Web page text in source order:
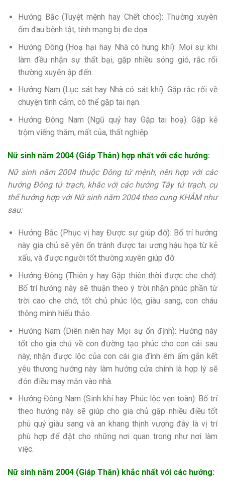
Hướng Bắc (Tuyệt mệnh hay Chết chóc): Thường xuyên
ốm đau bệnh tật, tính mạng bị đe dọa.
Hướng Đông (Hoạ hại hay Nhà có hung khí): Mọi sự khi
làm đều nhận sự thất bại, gặp nhiều sóng gió, rắc rối
thường xuyên ập đến.
Hướng Nam (Lục sát hay Nhà có sát khí): Gặp rắc rối về
chuyện tình cảm, có thể gặp tai nạn.
Hướng Đông Nam (Ngũ quỷ hay Gặp tai hoạ): Gặp kẻ
trộm viếng thăm, mất của, thất nghiệp.
Nữ sinh năm 2004 (Giáp Thân) hợp nhất với các hướng:
Nữ sinh năm 2004 thuộc Đông tứ mệnh, nên hợp với các
hướng Đông tứ trạch, khắc với các hướng Tây tứ trạch, cụ
thể hướng hợp với Nữ sinh năm 2004 theo cung KHẢM như
sau:
Hướng Bắc (Phục vị hay Được sự giúp đỡ): Bố trí hướng
này gia chủ sẽ yên ổn tránh được tai ương hậu họa từ kẻ
xấu, và được người tốt thường xuyên giúp đỡ.
Hướng Đông (Thiên y hay Gặp thiên thời được che chở):
Bố trí hướng này sẽ thuận theo ý trời nhận phúc phần từ
trời cao che chở, tốt chủ phúc lộc, giàu sang, con cháu
thông minh hiếu thảo.
Hướng Nam (Diên niên hay Mọi sự ổn định): Hướng này
tốt cho gia chủ về con đường tạo phúc cho con cái sau
này, nhận được lộc của con cái gia đình êm ấm gắn kết
yêu thương hướng này làm hướng cửa chính là hợp lý sẽ
đón điều may mắn vào nhà.
Hướng Đông Nam (Sinh khí hay Phúc lộc vẹn toàn): Bố trí
theo hướng này sẽ giúp cho gia chủ gặp nhiều điều tốt
phú quý giàu sang và an khang thịnh vượng đây là vị trí
phù hợp để đặt cho những nơi quan trong như nơi làm
việc.
Nữ sinh năm 2004 (Giáp Thân) khắc nhất với các hướng: